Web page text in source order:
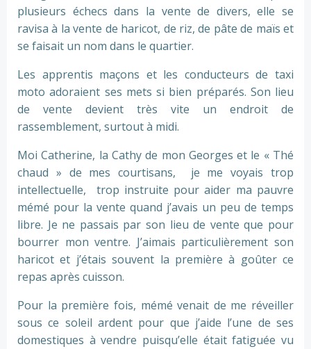
plusieurs échecs dans la vente de divers, elle se
ravisa à la vente de haricot, de riz, de pâte de maïs et
se faisait un nom dans le quartier.
Les apprentis maçons et les conducteurs de taxi
moto adoraient ses mets si bien préparés. Son lieu
de vente devient très vite un endroit de
rassemblement, surtout à midi.
Moi Catherine, la Cathy de mon Georges et le « Thé
chaud » de mes courtisans, je me voyais trop
intellectuelle, trop instruite pour aider ma pauvre
mémé pour la vente quand j’avais un peu de temps
libre. Je ne passais par son lieu de vente que pour
bourrer mon ventre. J’aimais particulièrement son
haricot et j’étais souvent la première à goûter ce
repas après cuisson.
Pour la première fois, mémé venait de me réveiller
sous ce soleil ardent pour que j’aide l’une de ses
domestiques à vendre puisqu’elle était fatiguée vu